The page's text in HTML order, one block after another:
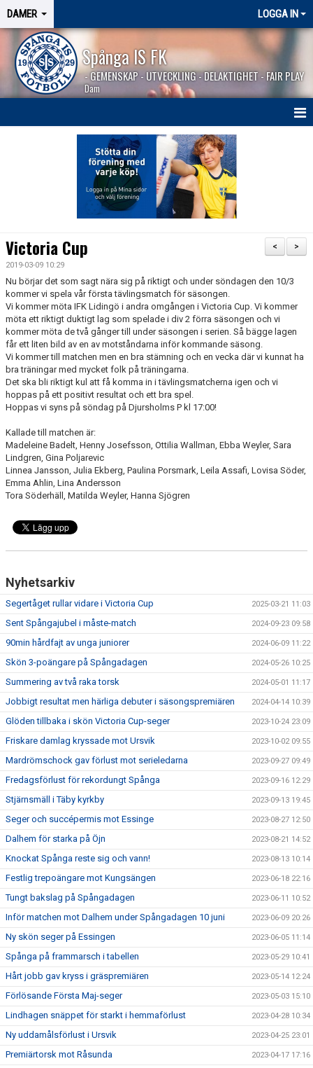
DAMER LOGGA IN
Spånga IS FK
- GEMENSKAP - UTVECKLING - DELAKTIGHET - FAIR PLAY
Dam
MATCHER
BILDGALLERI
KONTAKT
DOKUMENT
TIDIGARE SÄSONGER
>
<
Victoria Cup
2019-03-09 10:29
Nu börjar det som sagt nära sig på riktigt och under söndagen den 10/3
kommer vi spela vår första tävlingsmatch för säsongen.
Vi kommer möta IFK Lidingö i andra omgången i Victoria Cup. Vi kommer
möta ett riktigt duktigt lag som spelade i div 2 förra säsongen och vi
kommer möta de två gånger till under säsongen i serien. Så bägge lagen
får ett liten bild av en av motståndarna inför kommande säsong.
Vi kommer till matchen men en bra stämning och en vecka där vi kunnat ha
bra träningar med mycket folk på träningarna.
Det ska bli riktigt kul att få komma in i tävlingsmatcherna igen och vi
hoppas på ett positivt resultat och ett bra spel.
Hoppas vi syns på söndag på Djursholms P kl 17:00!
Kallade till matchen är:
Madeleine Badelt, Henny Josefsson, Ottilia Wallman, Ebba Weyler, Sara
Lindgren, Gina Poljarevic
Linnea Jansson, Julia Ekberg, Paulina Porsmark, Leila Assafi, Lovisa Söder,
Emma Ahlin, Lina Andersson
Tora Söderhäll, Matilda Weyler, Hanna Sjögren
Nyhetsarkiv
Segertåget rullar vidare i Victoria Cup 2025-03-21 11:03
Sent Spångajubel i måste-match 2024-09-23 09:58
90min hårdfajt av unga juniorer 2024-06-09 11:22
Skön 3-poängare på Spångadagen 2024-05-26 10:25
Summering av två raka torsk 2024-05-01 11:17
Jobbigt resultat men härliga debuter i säsongspremiären 2024-04-14 10:39
Glöden tillbaka i skön Victoria Cup-seger 2023-10-24 23:09
Friskare damlag kryssade mot Ursvik 2023-10-02 09:55
Mardrömschock gav förlust mot serieledarna 2023-09-27 09:49
Fredagsförlust för rekordungt Spånga 2023-09-16 12:29
Stjärnsmäll i Täby kyrkby 2023-09-13 19:45
Seger och succépermis mot Essinge 2023-08-27 12:50
Dalhem för starka på Öjn 2023-08-21 14:52
Knockat Spånga reste sig och vann! 2023-08-13 10:14
Festlig trepoängare mot Kungsängen 2023-06-18 22:16
Tungt bakslag på Spångadagen 2023-06-11 10:52
Inför matchen mot Dalhem under Spångadagen 10 juni 2023-06-09 20:26
Ny skön seger på Essingen 2023-06-05 11:14
Spånga på frammarsch i tabellen 2023-05-29 10:41
Hårt jobb gav kryss i gräspremiären 2023-05-14 12:24
Förlösande Första Maj-seger 2023-05-03 15:10
Lindhagen snäppet för starkt i hemmaförlust 2023-04-28 10:34
Ny uddamålsförlust i Ursvik 2023-04-25 23:01
Premiärtorsk mot Råsunda 2023-04-17 17:16